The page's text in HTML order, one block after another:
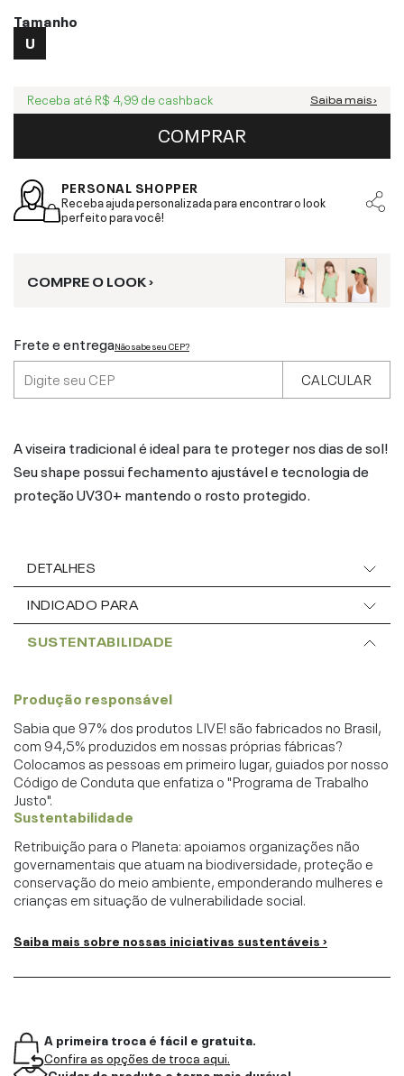
Tamanho
U
Receba até R$ 4,99 de cashback Saiba mais ›
COMPRAR
PERSONAL SHOPPER
Receba ajuda personalizada para encontrar o look
perfeito para você!
COMPRE O LOOK ›
Frete e entregaNão sabe seu CEP?
CALCULAR
A viseira tradicional é ideal para te proteger nos dias de sol!
Seu shape possui fechamento ajustável e tecnologia de
proteção UV30+ mantendo o rosto protegido.
DETALHES
INDICADO PARA
SUSTENTABILIDADE
Produção responsável
Sabia que 97% dos produtos LIVE! são fabricados no Brasil,
com 94,5% produzidos em nossas próprias fábricas?
Colocamos as pessoas em primeiro lugar, guiados por nosso
Código de Conduta que enfatiza o "Programa de Trabalho
Justo".
Sustentabilidade
Retribuição para o Planeta: apoiamos organizações não
governamentais que atuam na biodiversidade, proteção e
conservação do meio ambiente, emponderando mulheres e
crianças em situação de vulnerabilidade social.
Saiba mais sobre nossas iniciativas sustentáveis ›
A primeira troca é fácil e gratuita.
Confira as opções de troca aqui.